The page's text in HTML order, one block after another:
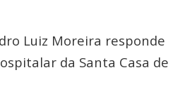
Luiz Moreira responde
da Santa Casa de